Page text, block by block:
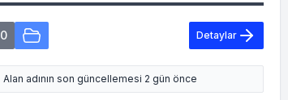
0 Detaylar
Alan adının son güncellemesi 2 gün önce